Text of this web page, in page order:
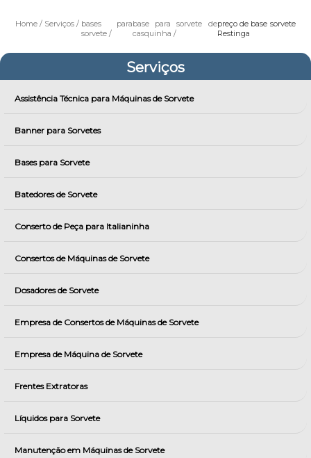
Home Serviços
bases para
sorvete
base para sorvete de
casquinha
preço de base sorvete
Restinga
Serviços
Assistência Técnica para Máquinas de Sorvete
Banner para Sorvetes
Bases para Sorvete
Batedores de Sorvete
Conserto de Peça para Italianinha
Consertos de Máquinas de Sorvete
Dosadores de Sorvete
Empresa de Consertos de Máquinas de Sorvete
Empresa de Máquina de Sorvete
Frentes Extratoras
Líquidos para Sorvete
Manutenção em Máquinas de Sorvete